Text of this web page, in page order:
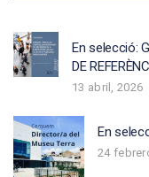
En selecció:
DE
13 abril, 2026
En
24